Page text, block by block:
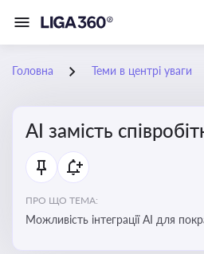
Головна Теми в центрі уваги
АІ замість
ПРО ЩО ТЕМА:
Можливість інтеграції АІ для